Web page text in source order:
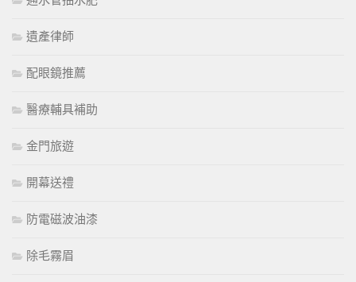
遺產律師
配眼鏡推薦
醫療輔具補助
金門旅遊
開幕送禮
防電磁波油漆
除毛霧眉